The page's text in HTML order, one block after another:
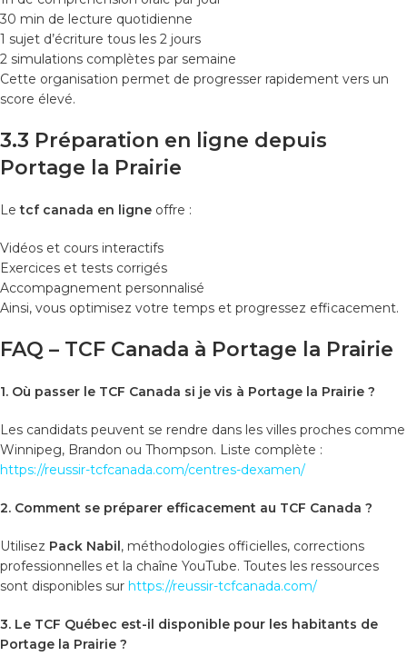
30 min de lecture quotidienne
1 sujet d’écriture tous les 2 jours
2 simulations complètes par semaine
Cette organisation permet de progresser rapidement vers un
score élevé.
3.3 Préparation en ligne depuis
Portage la Prairie
Letcf canada en ligne offre :
Vidéos et cours interactifs
Exercices et tests corrigés
Accompagnement personnalisé
Ainsi, vous optimisez votre temps et progressez efficacement.
FAQ – TCF Canada à Portage la Prairie
1. Où passer le TCF Canada si je vis à Portage la Prairie ?
Les candidats peuvent se rendre dans les villes proches comme
Winnipeg, Brandon ou Thompson. Liste complète :
https://reussir-tcfcanada.com/centres-dexamen/
2. Comment se préparer efficacement au TCF Canada ?
Utilisez Pack Nabil , méthodologies officielles, corrections
professionnelles et la chaîne YouTube. Toutes les ressources
sont disponibles sur https://reussir-tcfcanada.com/
3. Le TCF Québec est-il disponible pour les habitants de
Portage la Prairie ?